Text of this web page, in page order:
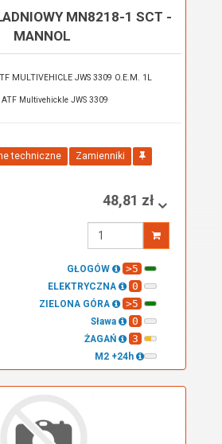
MN8218-1 SCT -
MANNOL
MULTIVEHICLE JWS 3309 O.E.M. 1L
ATF Multivehickle JWS 3309
techniczne Zamienniki
48,81 zł
GŁOGÓW >5
ELEKTRYCZNA 0
ZIELONA GÓRA >5
Sława 0
ŻAGAŃ 3
M2 +24h